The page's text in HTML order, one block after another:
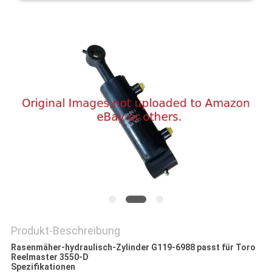
Produkt-Beschreibung
Rasenmäher-hydraulisch-Zylinder G119-6988 passt für Toro
Reelmaster 3550-D
Spezifikationen